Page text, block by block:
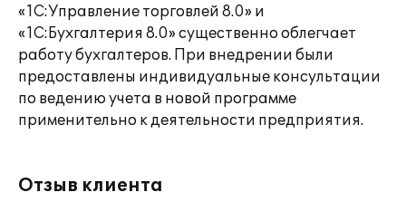
«1С:Управление торговлей 8.0» и
«1С:Бухгалтерия 8.0» существенно облегчает
работу бухгалтеров. При внедрении были
предоставлены индивидуальные консультации
по ведению учета в новой программе
применительно к деятельности предприятия.
Отзыв клиента